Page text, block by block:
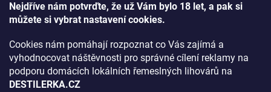
Nejdříve nám potvrďte, že už Vám bylo 18 let, a pak si
můžete si vybrat nastavení cookies.
Cookies nám pomáhají rozpoznat co Vás zajímá a
vyhodnocovat náštěvnosti pro správné cílení reklamy na
podporu domácích lokálních řemeslných lihovárů na
DESTILERKA.CZ
Napsali v TÝDNU o naší práci
Rozhovor s DESTILERKA.CZ v magazínu DRINKING-CAT
Jak vybrat dárek na Vánoce